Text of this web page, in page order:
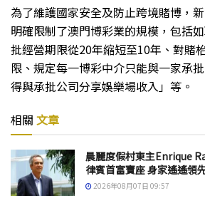
為了維護國家安全及防止跨境賭博，
明確限制了澳門博彩業的規模，包括
批經營期限從20年縮短至10年、對賭
限、規定每一博彩中介只能與一家承
得與承批公司分享娛樂場收入」等。
相關 文章
晨麗度假村東主Enrique
律賓首富寶座 身家遙遙領
2026年08月07日 09:57